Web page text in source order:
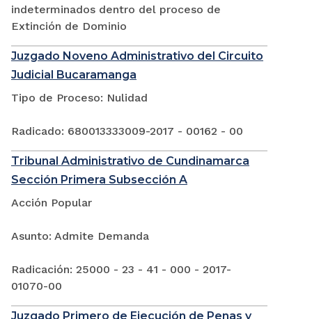
indeterminados dentro del proceso de
Extinción de Dominio
Juzgado Noveno Administrativo del Circuito
Judicial Bucaramanga
Tipo de Proceso: Nulidad
Radicado: 680013333009-2017 - 00162 - 00
Tribunal Administrativo de Cundinamarca
Sección Primera Subsección A
Acción Popular
Asunto: Admite Demanda
Radicación: 25000 - 23 - 41 - 000 - 2017-
01070-00
Juzgado Primero de Ejecución de Penas y